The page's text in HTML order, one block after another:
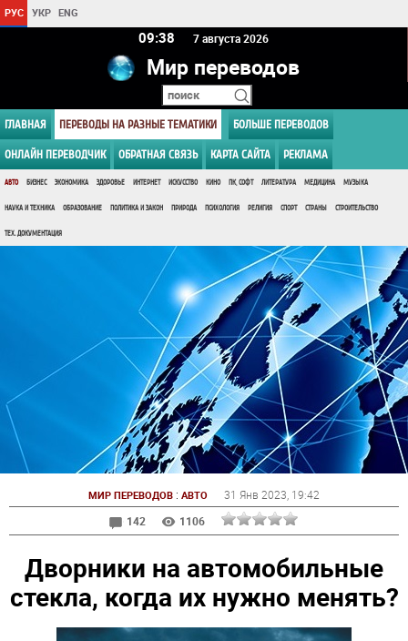
РУС УКР ENG
09 38 7 августа 2026
Мир переводов
ГЛАВНАЯ ПЕРЕВОДЫ НА РАЗНЫЕ ТЕМАТИКИ БОЛЬШЕ ПЕРЕВОДОВ
ОНЛАЙН ПЕРЕВОДЧИК ОБРАТНАЯ СВЯЗЬ КАРТА САЙТА РЕКЛАМА
АВТО БИЗНЕС ЭКОНОМИКА ЗДОРОВЬЕ ИНТЕРНЕТ ИСКУССТВО КИНО ПК, СОФТ ЛИТЕРАТУРА МЕДИЦИНА МУЗЫКА
НАУКА И ТЕХНИКА ОБРАЗОВАНИЕ ПОЛИТИКА И ЗАКОН ПРИРОДА ПСИХОЛОГИЯ РЕЛИГИЯ СПОРТ СТРАНЫ СТРОИТЕЛЬСТВО
ТЕХ. ДОКУМЕНТАЦИЯ
МИР ПЕРЕВОДОВ : АВТО 31 Янв 2023 , 19:42
142
1106
Дворники на автомобильные
стекла, когда их нужно менять?